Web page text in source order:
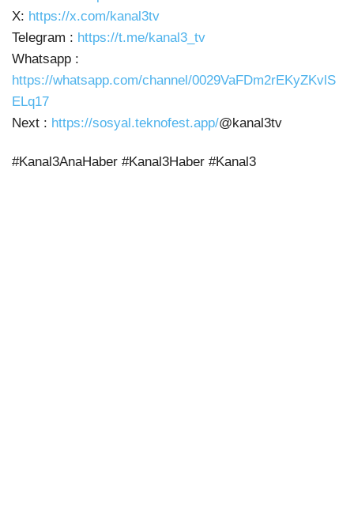
X: https://x.com/kanal3tv
Telegram : https://t.me/kanal3_tv
Whatsapp :
https://whatsapp.com/channel/0029VaFDm2rEKyZKvlS
ELq17
Next : https://sosyal.teknofest.app/@kanal3tv
#Kanal3AnaHaber #Kanal3Haber #Kanal3